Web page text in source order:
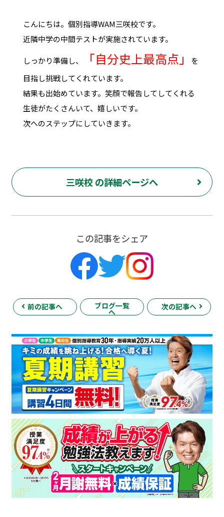
こんにちは。個別指導WAM三咲校です。
近隣中学の中間テストが実施されています。
しっかり準備し、 「自分史上最高点」
を
目指し挑戦してくれています。
結果も出始めています。笑顔で報告してしてくれる
生徒がたくさんいて、嬉しいです。
次へのステップにしていきます。
三咲校 の詳細ページへ
この記事をシェア
前の記事へ ブログ一覧
へ
次の記事へ